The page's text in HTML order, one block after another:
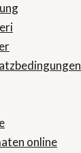
online